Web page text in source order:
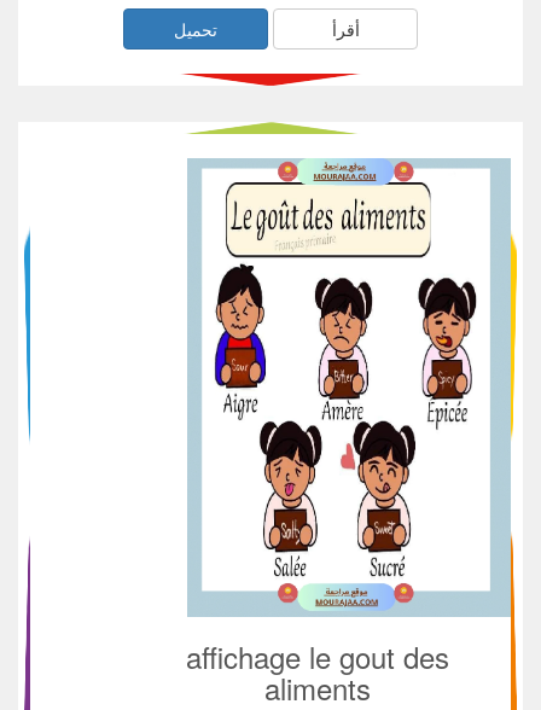
أقرأ تحميل
affichage le gout des
aliments